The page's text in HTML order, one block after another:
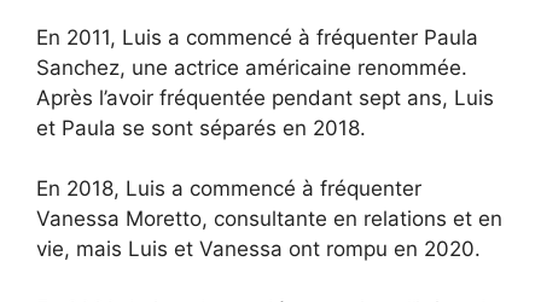
En 2011, Luis a commencé à fréquenter Paula
Sanchez, une actrice américaine renommée.
Après l’avoir fréquentée pendant sept ans, Luis
et Paula se sont séparés en 2018.
En 2018, Luis a commencé à fréquenter
Vanessa Moretto, consultante en relations et en
vie, mais Luis et Vanessa ont rompu en 2020.